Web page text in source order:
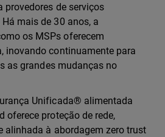
provedores de serviços
mais de 30 anos, a
os MSPs oferecem
inovando continuamente para
as grandes mudanças no
Unificada® alimentada
oferece proteção de rede,
alinhada à abordagem zero trust